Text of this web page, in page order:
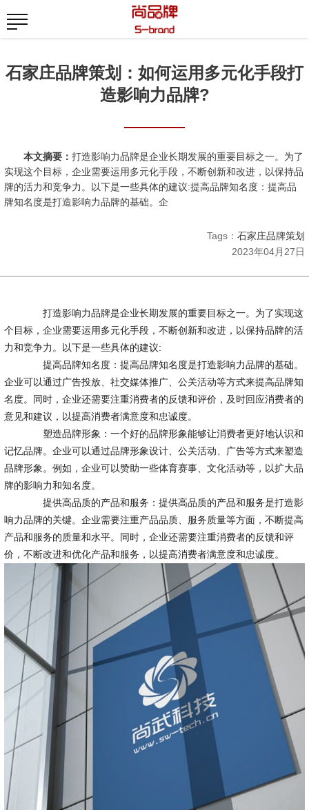
石家庄品牌策划：如何运用多元化手段打
造影响力品牌?
本文摘要： 打造影响力品牌是企业长期发展的重要目标之一。为了
实现这个目标，企业需要运用多元化手段，不断创新和改进，以保持品
牌的活力和竞争力。以下是一些具体的建议:提高品牌知名度：提高品
牌知名度是打造影响力品牌的基础。企
Tags： 石家庄品牌策划
2023年04月27日
打造影响力品牌是企业长期发展的重要目标之一。为了实现这
个目标，企业需要运用多元化手段，不断创新和改进，以保持品牌的活
力和竞争力。以下是一些具体的建议:
提高品牌知名度：提高品牌知名度是打造影响力品牌的基础。
企业可以通过广告投放、社交媒体推广、公关活动等方式来提高品牌知
名度。同时，企业还需要注重消费者的反馈和评价，及时回应消费者的
意见和建议，以提高消费者满意度和忠诚度。
塑造品牌形象：一个好的品牌形象能够让消费者更好地认识和
记忆品牌。企业可以通过品牌形象设计、公关活动、广告等方式来塑造
品牌形象。例如，企业可以赞助一些体育赛事、文化活动等，以扩大品
牌的影响力和知名度。
提供高品质的产品和服务：提供高品质的产品和服务是打造影
响力品牌的关键。企业需要注重产品品质、服务质量等方面，不断提高
产品和服务的质量和水平。同时，企业还需要注重消费者的反馈和评
价，不断改进和优化产品和服务，以提高消费者满意度和忠诚度。